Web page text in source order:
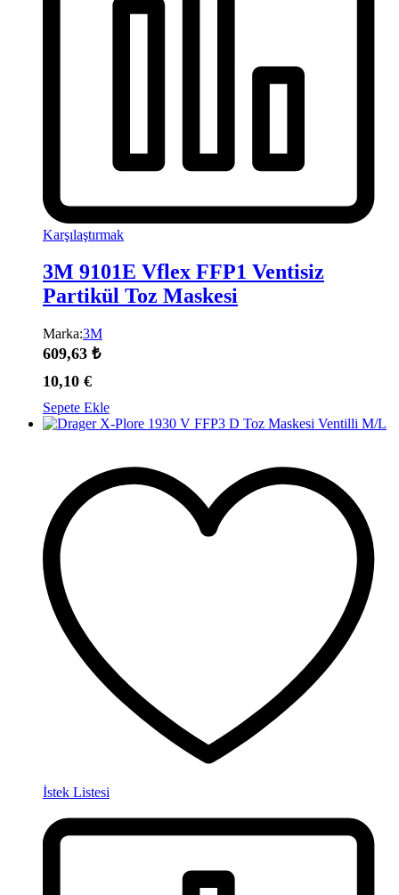
Karşılaştırmak
3M 9101E Vflex FFP1 Ventisiz
Partikül Toz Maskesi
Marka:3M
609,63 ₺
10,10 €
Sepete Ekle
İstek Listesi